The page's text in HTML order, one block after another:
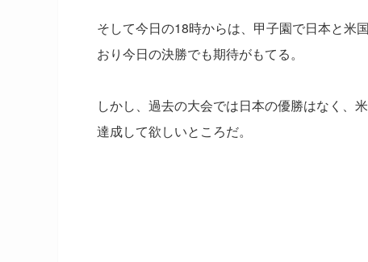
そして今日の18時からは、甲子園で日本と米
おり今日の決勝でも期待がもてる。
しかし、過去の大会では日本の優勝はなく、
達成して欲しいところだ。